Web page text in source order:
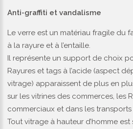
Anti-graffiti et vandalisme
Le verre est un matériau fragile du
à la rayure et à l’entaille.
Il représente un support de choix
Rayures et tags à l’acide (aspect
vitrage) apparaissent de plus en
sur les vitrines des commerces, les
commerciaux et dans les transports
Tout vitrage à hauteur d’homme est